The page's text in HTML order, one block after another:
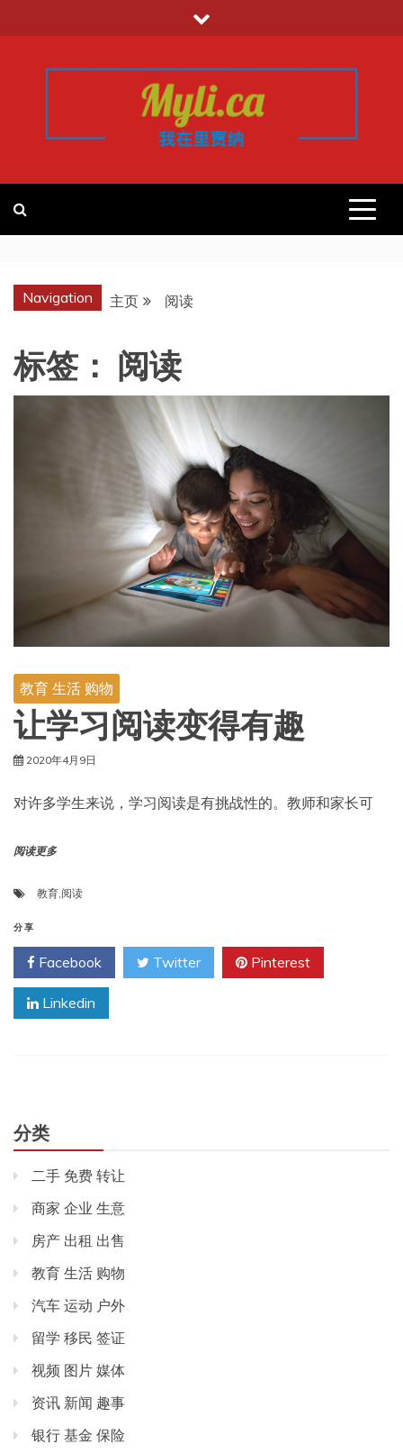
至
我的里贾纳
REGINA
Navigation 主页 阅读
标签： 阅读
教育 生活 购物
让学习阅读变得有趣
2020年4月9日
对许多学生来说，学习阅读是有挑战性的。教师和家长可
阅读更多
教育 阅读
分享
Facebook Twitter Pinterest
Linkedin
分类
二手 免费 转让
商家 企业 生意
房产 出租 出售
教育 生活 购物
汽车 运动 户外
留学 移民 签证
视频 图片 媒体
资讯 新闻 趣事
银行 基金 保险